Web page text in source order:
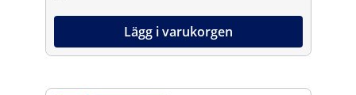
Lägg i varukorgen